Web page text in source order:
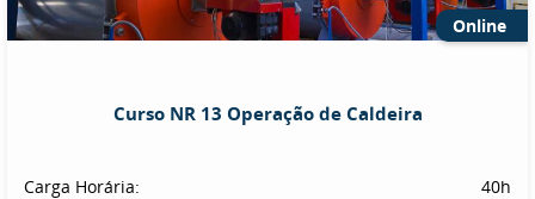
Online
Curso NR 13 Operação de Caldeira
Carga Horária:
40h